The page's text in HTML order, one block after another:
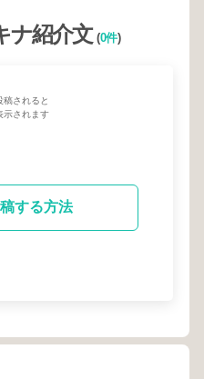
にな
づけ
ナ紹介文(0件)
されると
示されます
する方法